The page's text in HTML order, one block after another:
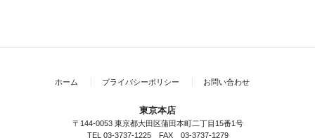
ホーム プライバシーポリシー お問い合わせ
東京本店
〒144-0053 東京都大田区蒲田本町二丁目15番1号
TEL 03-3737-1225 FAX 03-3737-1279